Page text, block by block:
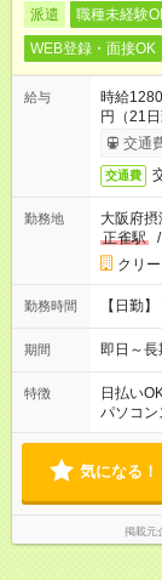
派遣 職種未経験
WEB登録・面接OK
給与
時給
円（21
交通
交通費
勤務地
大阪府摂
正雀駅
/
クリ
勤務時間 【日勤
期間 即日～長
特徴 日払い
パソコン
気になる！
掲載元